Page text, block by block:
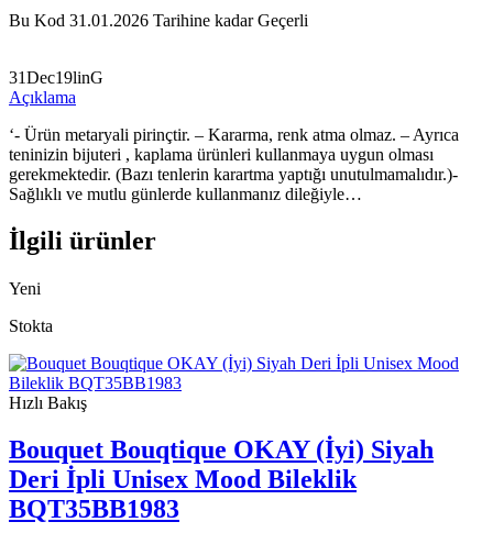
Bu Kod 31.01.2026 Tarihine kadar Geçerli
31Dec19linG
Açıklama
‘- Ürün metaryali pirinçtir. – Kararma, renk atma olmaz. – Ayrıca
teninizin bijuteri , kaplama ürünleri kullanmaya uygun olması
gerekmektedir. (Bazı tenlerin karartma yaptığı unutulmamalıdır.)-
Sağlıklı ve mutlu günlerde kullanmanız dileğiyle…
İlgili ürünler
Yeni
Stokta
Hızlı Bakış
Bouquet Bouqtique OKAY (İyi) Siyah
Deri İpli Unisex Mood Bileklik
BQT35BB1983